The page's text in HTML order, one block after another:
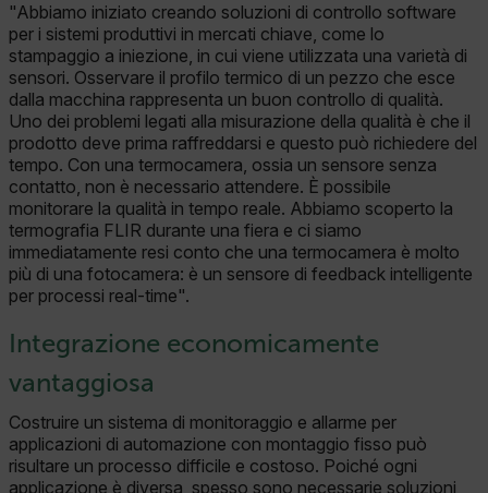
"Abbiamo iniziato creando soluzioni di controllo software
per i sistemi produttivi in mercati chiave, come lo
stampaggio a iniezione, in cui viene utilizzata una varietà di
sensori. Osservare il profilo termico di un pezzo che esce
dalla macchina rappresenta un buon controllo di qualità.
Uno dei problemi legati alla misurazione della qualità è che il
prodotto deve prima raffreddarsi e questo può richiedere del
tempo. Con una termocamera, ossia un sensore senza
contatto, non è necessario attendere. È possibile
monitorare la qualità in tempo reale. Abbiamo scoperto la
termografia FLIR durante una fiera e ci siamo
immediatamente resi conto che una termocamera è molto
più di una fotocamera: è un sensore di feedback intelligente
per processi real-time".
Integrazione economicamente
vantaggiosa
Costruire un sistema di monitoraggio e allarme per
applicazioni di automazione con montaggio fisso può
risultare un processo difficile e costoso. Poiché ogni
applicazione è diversa, spesso sono necessarie soluzioni